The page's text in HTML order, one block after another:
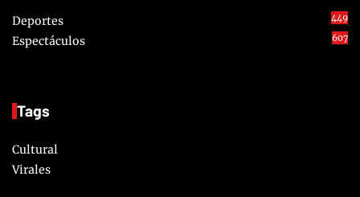
Deportes 449
Espectáculos 607
Tags
Cultural
Virales